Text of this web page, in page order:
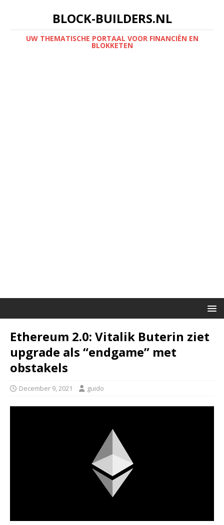
BLOCK-BUILDERS.NL
UW THEMATISCHE PORTAAL VOOR FINANCIËN EN
BLOKKETEN
Ethereum 2.0: Vitalik Buterin ziet
upgrade als “endgame” met
obstakels
December 9, 2021 guido